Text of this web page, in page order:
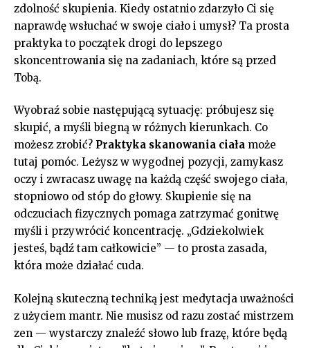
zdolność skupienia. Kiedy ostatnio zdarzyło Ci ​się
naprawdę wsłuchać w swoje ciało i umysł? Ta prosta
praktyka ⁢to początek drogi do lepszego
skoncentrowania się na zadaniach,‌ które ⁣są przed⁣
Tobą.
Wyobraź sobie następującą sytuację: próbujesz się
skupić,⁤ a myśli biegną ‌w różnych kierunkach. Co
‍możesz zrobić? Praktyka‍ skanowania ciała może
tutaj⁣ pomóc. Leżysz w wygodnej pozycji, zamykasz
oczy i​ zwracasz uwagę na⁣ każdą część swojego ciała,
stopniowo ​od stóp ⁤do głowy. Skupienie się na‌
odczuciach fizycznych pomaga ⁤zatrzymać gonitwę
myśli‍ i przywrócić koncentrację.‍ „Gdziekolwiek
jesteś, bądź tam ​całkowicie” —​ to prosta zasada,
która ⁤może działać ⁣cuda.
Kolejną skuteczną techniką jest medytacja uważności
z użyciem mantr. Nie musisz od razu zostać​ mistrzem
zen — wystarczy znaleźć słowo lub frazę, które będą